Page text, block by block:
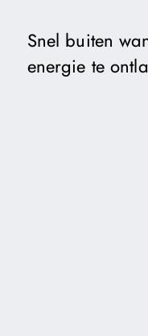
Snel buiten
energie te